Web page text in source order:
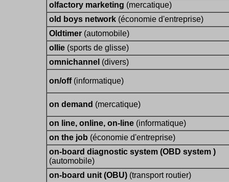
olfactory marketing (mercatique)
old boys network (économie d'entreprise)
Oldtimer (automobile)
ollie (sports de glisse)
omnichannel (divers)
on/off(informatique)
on demand (mercatique)
on line, online, on-line (informatique)
on the job (économie d'entreprise)
on-board diagnostic system (OBD system )
(automobile)
on-board unit (OBU) (transport routier)